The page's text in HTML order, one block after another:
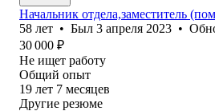
Начальник отдела,заместитель
58 лет • Был 3 апреля 2023 •
30 000 ₽
Не ищет работу
Общий опыт
19 лет 7 месяцев
Другие резюме